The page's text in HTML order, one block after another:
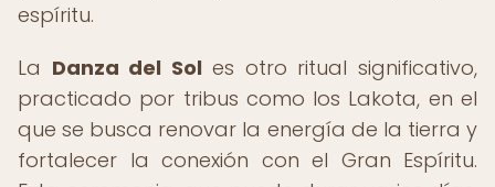
espíritu.
La Danza del Sol es otro ritual significativo,
practicado por tribus como los Lakota, en el
que se busca renovar la energía de la tierra y
fortalecer la conexión con el Gran Espíritu.